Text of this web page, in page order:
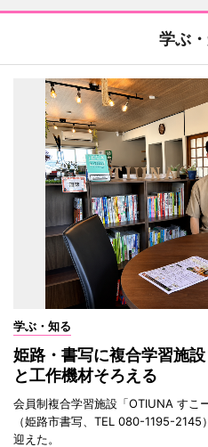
学ぶ
学ぶ・知る
姫路・書写に複合学習施
と工作機材そろえる
会員制複合学習施設「OTIUNA すこ
（姫路市書写、TEL 080-1195-
迎えた。